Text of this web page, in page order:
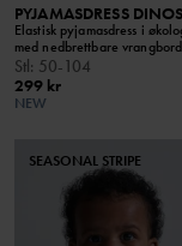
PYJAMASDRESS
Elastisk pyjamasdress i
med nedbrettbare
Stl: 50-104
299 kr
NEW
SEASONAL STRIPE